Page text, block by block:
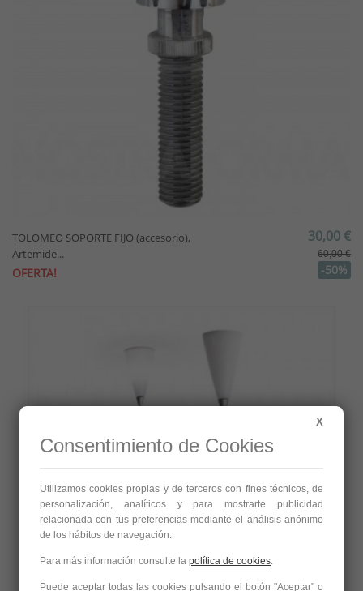
TOLOMEO SOPORTE FIJO (accesorio),
Artemide...
OFERTA!
30,00 €
60,00 €
-50%
X
Consentimiento de Cookies
Utilizamos cookies propias y de terceros con fines técnicos, de
personalización, analíticos y para mostrarte publicidad
relacionada con tus preferencias mediante el análisis anónimo
de los hábitos de navegación.
Para más información consulte la política de cookies.
Puede aceptar todas las cookies pulsando el botón "Aceptar" o